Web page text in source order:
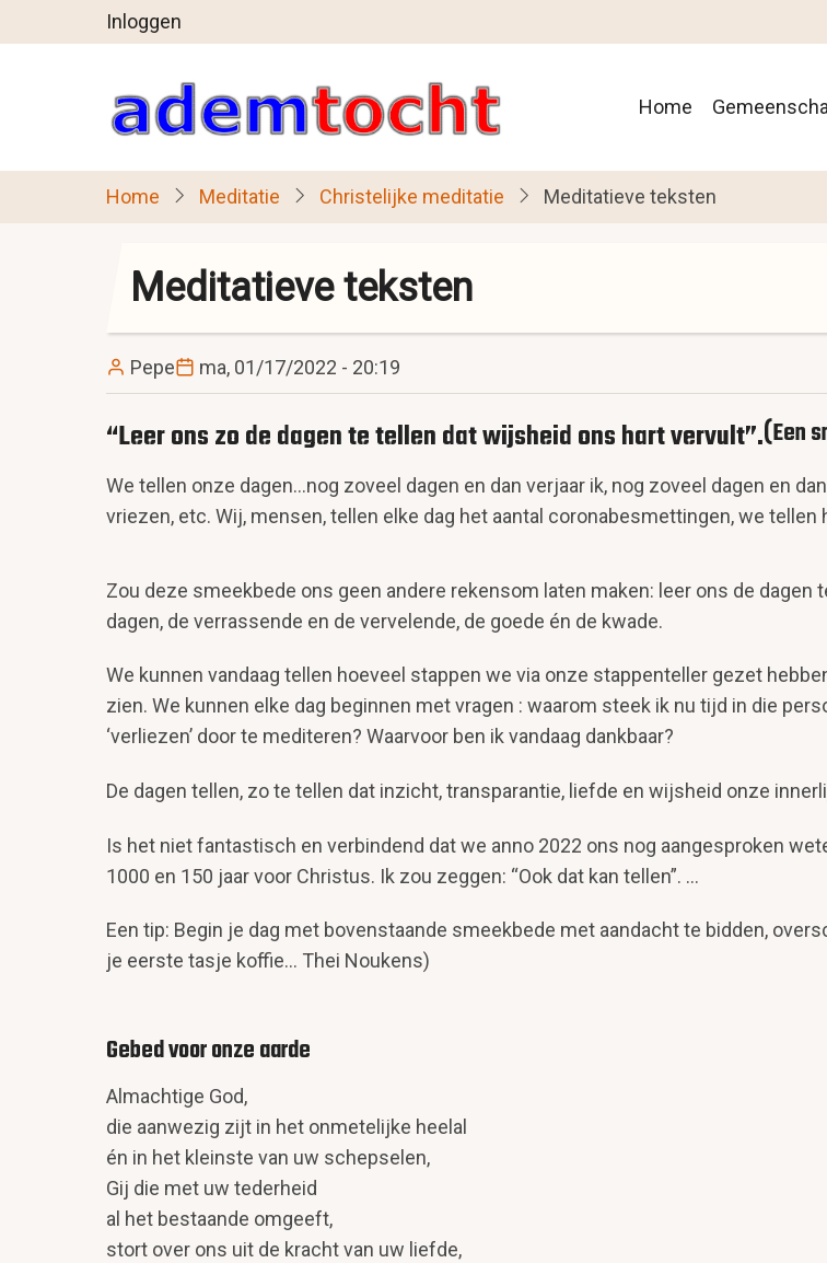
en
gaan
User
account
menu
Inloggen
Main
Home
Home Meditatie Christelijke meditatie Meditatieve teksten
Meditatieve teksten
Pepe ma, 01/17/2022 - 20:19
“Leer ons zo de dagen te tellen dat wijsheid ons hart vervult”.(Een
We tellen onze dagen…nog zoveel dagen en dan verjaar ik, nog zoveel dagen en
vriezen, etc. Wij, mensen, tellen elke dag het aantal coronabesmettingen, we
Zou deze smeekbede ons geen andere rekensom laten maken: leer ons de dagen
dagen, de verrassende en de vervelende, de goede én de kwade.
We kunnen vandaag tellen hoeveel stappen we via onze stappenteller gezet
zien. We kunnen elke dag beginnen met vragen : waarom steek ik nu tijd in die
‘verliezen’ door te mediteren? Waarvoor ben ik vandaag dankbaar?
De dagen tellen, zo te tellen dat inzicht, transparantie, liefde en wijsheid onze
Is het niet fantastisch en verbindend dat we anno 2022 ons nog aangesproken
1000 en 150 jaar voor Christus. Ik zou zeggen: “Ook dat kan tellen”. …
Een tip: Begin je dag met bovenstaande smeekbede met aandacht te bidden,
je eerste tasje koffie… Thei Noukens)
Gebed voor onze aarde
Almachtige God,
die aanwezig zijt in het onmetelijke heelal
én in het kleinste van uw schepselen,
Gij die met uw tederheid
al het bestaande omgeeft,
stort over ons uit de kracht van uw liefde,